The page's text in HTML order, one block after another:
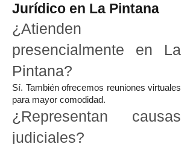
Jurídico en La Pintana
¿Atienden
presencialmente en La
Pintana?
Sí. También ofrecemos reuniones virtuales
para mayor comodidad.
¿Representan causas
judiciales?